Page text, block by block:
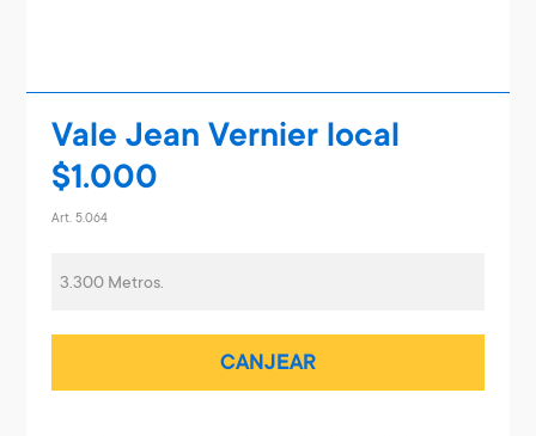
Vale Jean Vernier local
$1.000
Art. 5.064
3.300 Metros.
CANJEAR